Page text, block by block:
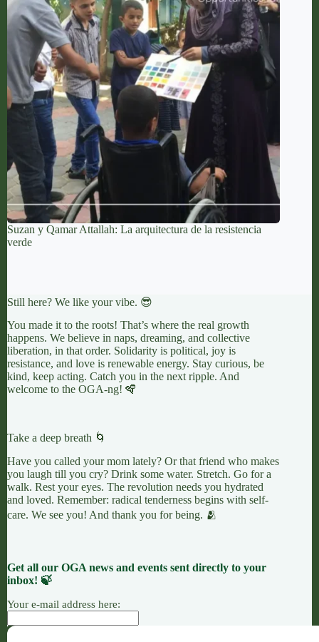
Suzan y Qamar Attallah: La arquitectura de la resistencia
verde
Still here? We like your vibe. 😎
You made it to the roots! That’s where the real growth
happens. We believe in naps, dreaming, and collective
liberation, in that order. Solidarity is political, joy is
resistance, and love is renewable energy. Stay curious, be
kind, keep acting. Catch you in the next ripple. And
welcome to the OGA-ng! 🪇
Take a deep breath 🌀
Have you called your mom lately? Or that friend who makes
you laugh till you cry? Drink some water. Stretch. Go for a
walk. Rest your eyes. The revolution needs you hydrated
and loved. Remember: radical tenderness begins with self-
care. We see you! And thank you for being. 🫂
Get all our OGA news and events sent directly to your
inbox! 🍃
Your e-mail address here: